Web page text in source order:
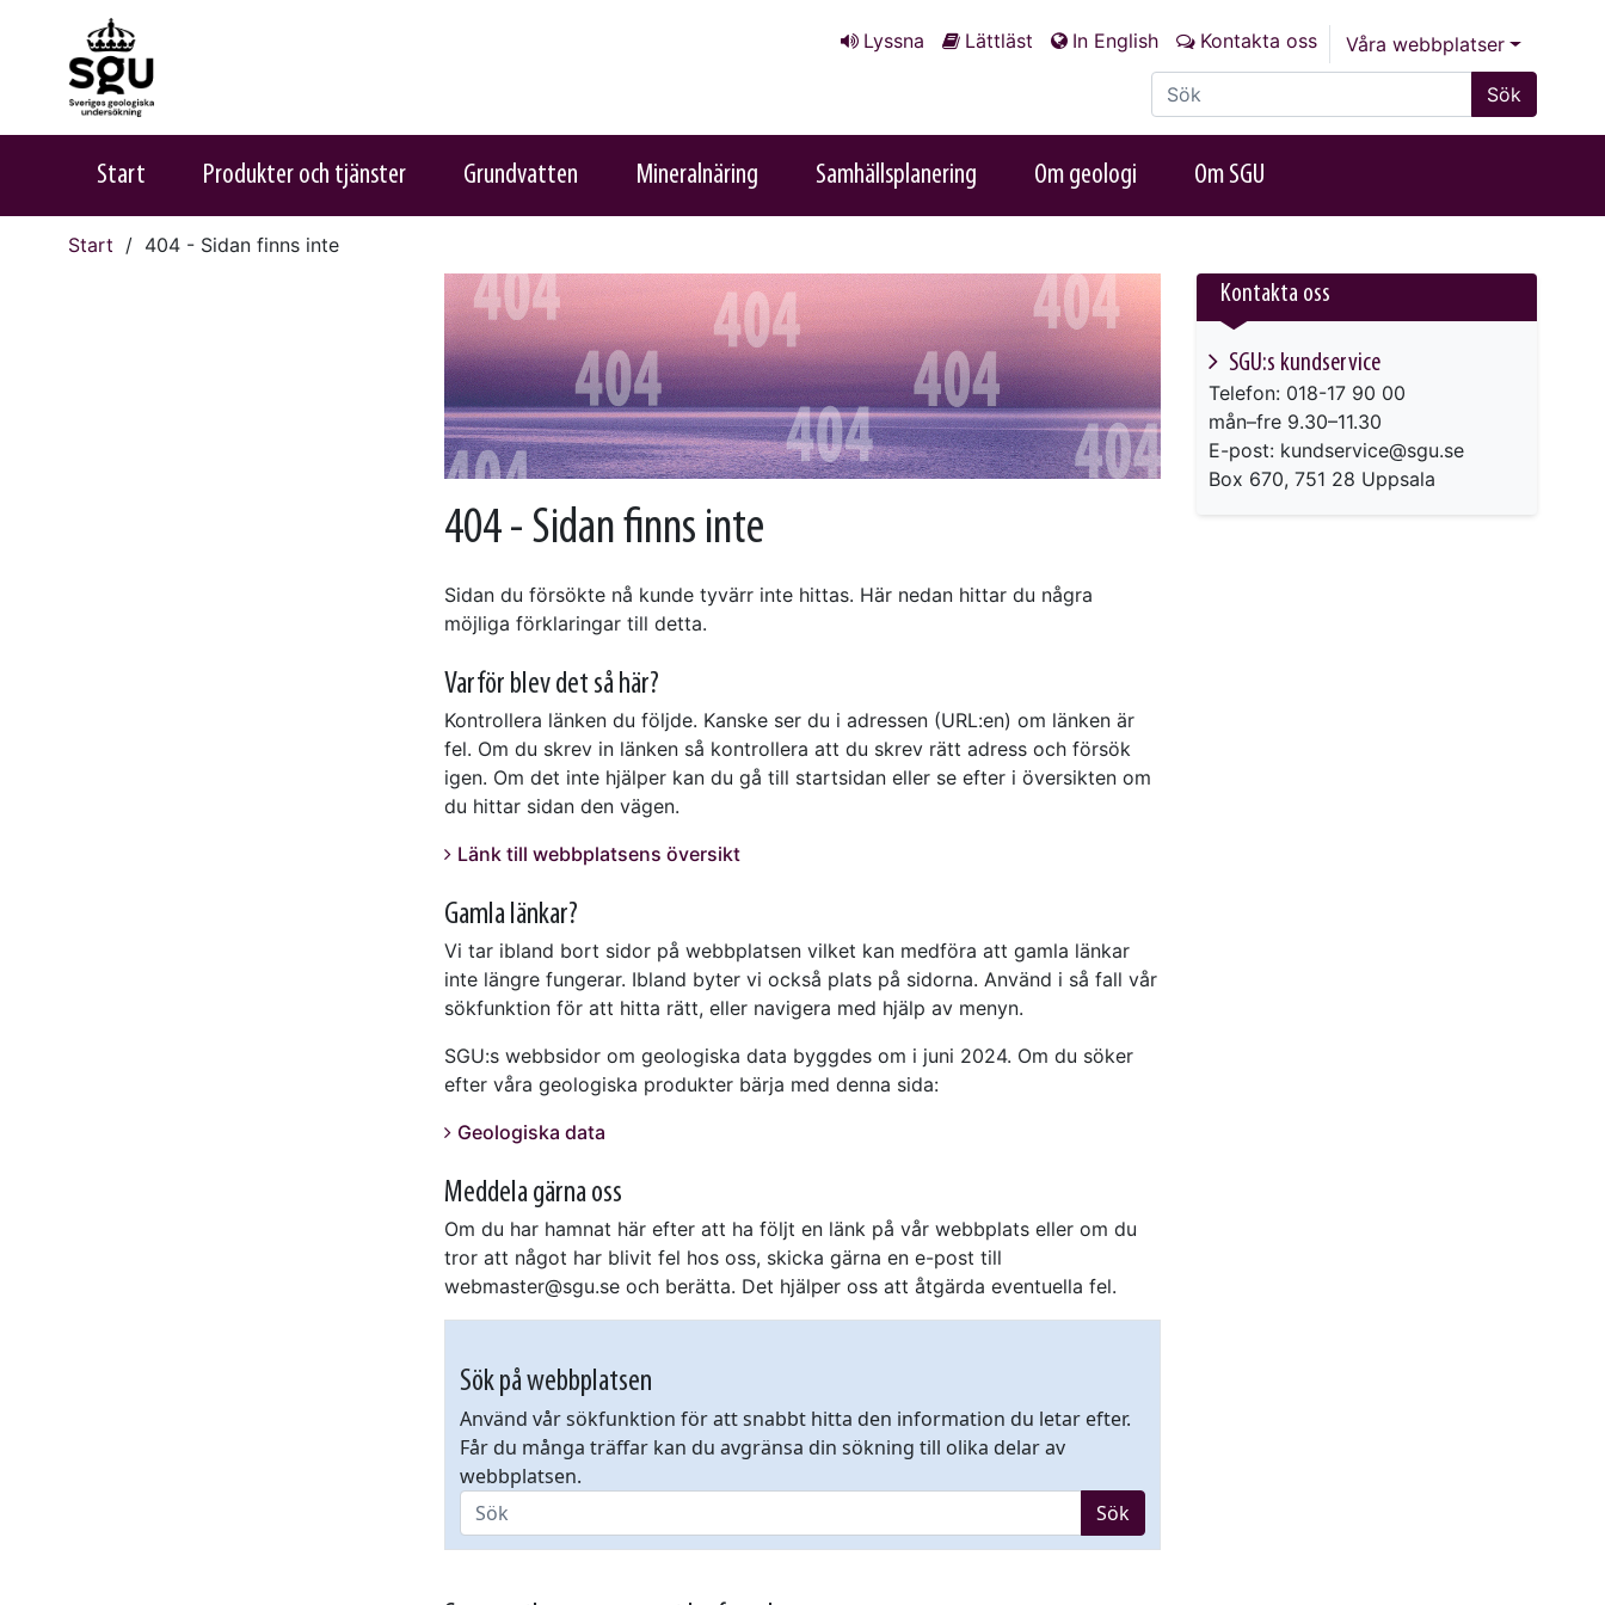
Lyssna Lättläst In English Kontakta oss
Våra webbplatser
Sök på sajten
Sök
Start Produkter och tjänster Grundvatten Mineralnäring Samhällsplanering Om geologi Om SGU
Start 404 - Sidan finns inte
404 - Sidan finns inte
Sidan du försökte nå kunde tyvärr inte hittas. Här nedan hittar du några
möjliga förklaringar till detta.
Varför blev det så här?
Kontrollera länken du följde. Kanske ser du i adressen (URL:en) om länken är
fel. Om du skrev in länken så kontrollera att du skrev rätt adress och försök
igen. Om det inte hjälper kan du gå till startsidan eller se efter i översikten om
du hittar sidan den vägen.
Länk till webbplatsens översikt
Gamla länkar?
Vi tar ibland bort sidor på webbplatsen vilket kan medföra att gamla länkar
inte längre fungerar. Ibland byter vi också plats på sidorna. Använd i så fall vår
sökfunktion för att hitta rätt, eller navigera med hjälp av menyn.
SGU:s webbsidor om geologiska data byggdes om i juni 2024. Om du söker
efter våra geologiska produkter bärja med denna sida:
Geologiska data
Meddela gärna oss
Om du har hamnat här efter att ha följt en länk på vår webbplats eller om du
tror att något har blivit fel hos oss, skicka gärna en e-post till
webmaster@sgu.se och berätta. Det hjälper oss att åtgärda eventuella fel.
Sök på webbplatsen
Använd vår sökfunktion för att snabbt hitta den information du letar efter.
Får du många träffar kan du avgränsa din sökning till olika delar av
webbplatsen.
Sök
Kontakta oss
SGU:s kundservice
Telefon: 018-17 90 00
mån–fre 9.30–11.30
E-post: kundservice@sgu.se
Box 670, 751 28 Uppsala